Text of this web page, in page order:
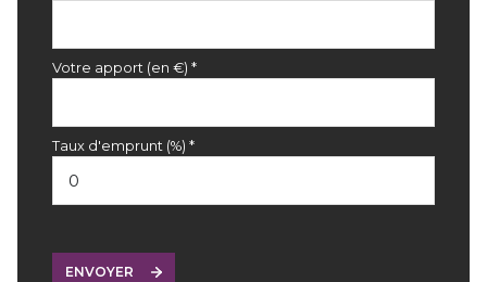
Votre apport (en €) *
Taux d'emprunt (%) *
ENVOYER